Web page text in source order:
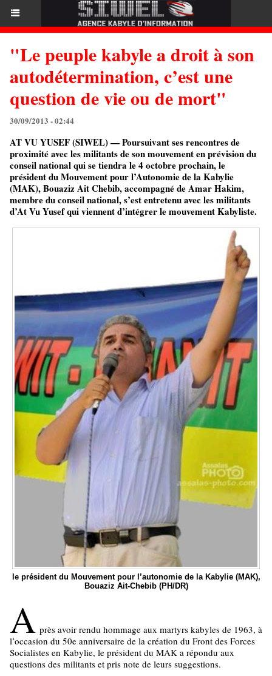
"Le peuple kabyle a droit à son
autodétermination, c’est une
question de vie ou de mort"
30/09/2013 - 02:44
AT VU YUSEF (SIWEL) — Poursuivant ses rencontres de
proximité avec les militants de son mouvement en prévision du
conseil national qui se tiendra le 4 octobre prochain, le
président du Mouvement pour l’Autonomie de la Kabylie
(MAK), Bouaziz Ait Chebib, accompagné de Amar Hakim,
membre du conseil national, s’est entretenu avec les militants
d’At Vu Yusef qui viennent d’intégrer le mouvement Kabyliste.
le président du Mouvement pour l’autonomie de la Kabylie (MAK),
Bouaziz Ait-Chebib (PH/DR)
A près avoir rendu hommage aux martyrs kabyles de 1963, à
l’occasion du 50e anniversaire de la création du Front des Forces
Socialistes en Kabylie, le président du MAK a répondu aux
questions des militants et pris note de leurs suggestions.